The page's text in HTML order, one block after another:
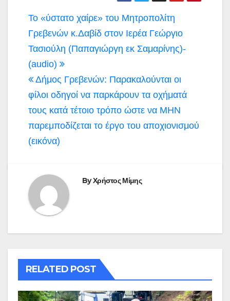
Πλοήγηση
άρθρων
Το «ύστατο χαίρε» του Μητροπολίτη
Γρεβενών κ.Δαβίδ στον Ιερέα Γεώργιο
Τασιούλη (Παπαγιώργη εκ Σαμαρίνης)-
(audio)
Δήμος Γρεβενών: Παρακαλούνται οι
φίλοι οδηγοί να παρκάρουν τα οχήματά
τους κατά τέτοιο τρόπο ώστε να ΜΗΝ
παρεμποδίζεται το έργο του αποχιονισμού
(εικόνα)
ByΧρήστος Μίμης
RELATED POST